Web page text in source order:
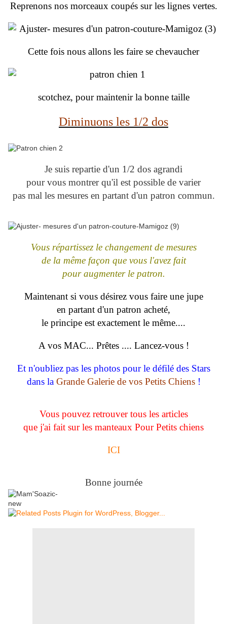
Reprenons nos morceaux coupés sur les lignes vertes.
Cette fois nous allons les faire se chevaucher
scotchez, pour maintenir la bonne taille
Diminuons les 1/2 dos
Je suis repartie d'un 1/2 dos agrandi
pour vous montrer qu'il est possible de varier
pas mal les mesures en partant d'un patron commun.
Vous répartissez le changement de mesures
de la même façon que vous l'avez fait
pour augmenter le patron.
Maintenant si vous désirez vous faire une jupe
en partant d'un patron acheté,
le principe est exactement le même....
A vos MAC... Prêtes .... Lancez-vous !
Et n'oubliez pas les photos pour le défilé des Stars
dans la Grande Galerie de vos Petits Chiens!
Vous pouvez retrouver tous les articles
que j'ai fait sur les manteaux Pour Petits chiens
ICI
Bonne journée